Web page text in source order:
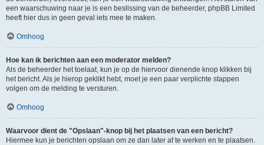
een waarschuwing naar je is een beslissing van de beheerder, phpBB Limited
heeft hier dus in geen geval iets mee te maken.
Omhoog
Hoe kan ik berichten aan een moderator melden?
Als de beheerder het toelaat, kun je op de hiervoor dienende knop klikken bij
het bericht. Als je hierop geklikt hebt, moet je een paar verplichte stappen
volgen om de melding te versturen.
Omhoog
Waarvoor dient de "Opslaan"-knop bij het plaatsen van een bericht?
Hiermee kun je berichten opslaan om ze dan later af te werken en te plaatsen.